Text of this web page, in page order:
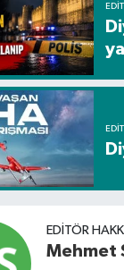
EDITÖR
Mehmet